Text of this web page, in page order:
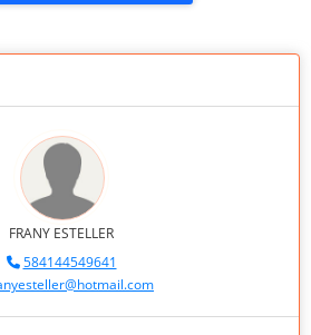
FRANY ESTELLER
584144549641